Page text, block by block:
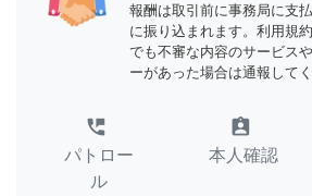
報酬は取引前に事務局に支
に振り込まれます。利用規
でも不審な内容のサービス
ーがあった場合は通報してく
perm_phone_msg
パトロー
ル
assignment_ind
本人確認